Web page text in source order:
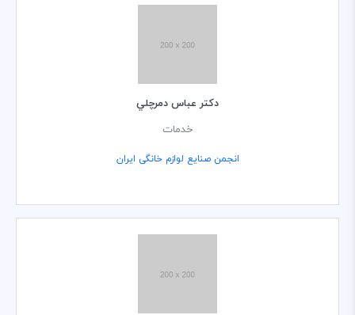
دكتر عباس دمرچلي
خدمات
انجمن صنایع لوازم خانگی ایران